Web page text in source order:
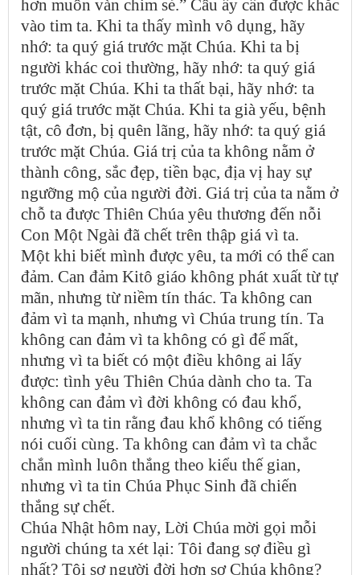
hơn muôn vàn chim sẻ.” Câu ấy cần được khắc
vào tim ta. Khi ta thấy mình vô dụng, hãy
nhớ: ta quý giá trước mặt Chúa. Khi ta bị
người khác coi thường, hãy nhớ: ta quý giá
trước mặt Chúa. Khi ta thất bại, hãy nhớ: ta
quý giá trước mặt Chúa. Khi ta già yếu, bệnh
tật, cô đơn, bị quên lãng, hãy nhớ: ta quý giá
trước mặt Chúa. Giá trị của ta không nằm ở
thành công, sắc đẹp, tiền bạc, địa vị hay sự
ngưỡng mộ của người đời. Giá trị của ta nằm ở
chỗ ta được Thiên Chúa yêu thương đến nỗi
Con Một Ngài đã chết trên thập giá vì ta.
Một khi biết mình được yêu, ta mới có thể can
đảm. Can đảm Kitô giáo không phát xuất từ tự
mãn, nhưng từ niềm tín thác. Ta không can
đảm vì ta mạnh, nhưng vì Chúa trung tín. Ta
không can đảm vì ta không có gì để mất,
nhưng vì ta biết có một điều không ai lấy
được: tình yêu Thiên Chúa dành cho ta. Ta
không can đảm vì đời không có đau khổ,
nhưng vì ta tin rằng đau khổ không có tiếng
nói cuối cùng. Ta không can đảm vì ta chắc
chắn mình luôn thắng theo kiểu thế gian,
nhưng vì ta tin Chúa Phục Sinh đã chiến
thắng sự chết.
Chúa Nhật hôm nay, Lời Chúa mời gọi mỗi
người chúng ta xét lại: Tôi đang sợ điều gì
nhất? Tôi sợ người đời hơn sợ Chúa không?